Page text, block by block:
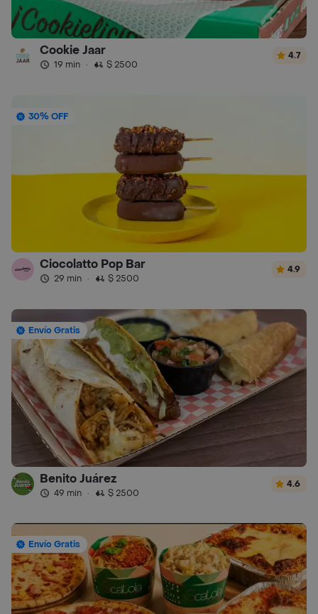
Cookie Jaar
19 min · $ 2500
4.7
30% OFF
Ciocolatto Pop Bar
29 min · $ 2500
4.9
Envío Gratis
Benito Juárez
49 min · $ 2500
4.6
Envío Gratis